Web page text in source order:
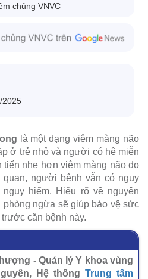
chủng VNVC
2025
là một dạng viêm màng não
ở trẻ nhỏ và người có hệ miễn
tiến nhẹ hơn viêm màng não do
người bệnh vẫn có nguy
hiểm. Hiểu rõ về nguyên
phòng ngừa sẽ giúp bảo vệ sức
căn bệnh này.
- Quản lý Y khoa vùng
Hệ thốngTrung tâm